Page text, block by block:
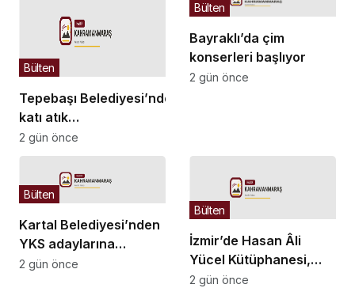
Tepebaşı Belediyesi’nden
katı atık
bedeli açıklaması:
Tarifeler “kirleten öder”
ilkesine göre belirleniyor
Bülten
2 gün önce
Bayraklı’da çim
konserleri başlıyor
Bülten
2 gün önce
Kartal Belediyesi’nden
YKS adaylarına
ücretsiz danışmanlık
Bülten
2 gün önce
İzmir’de Hasan Âli
Yücel Kütüphanesi,
çocuklar için öğrenme
Bülten
2 gün önce